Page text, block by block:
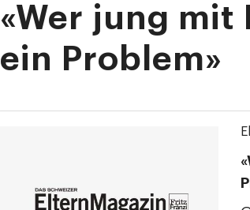
«Wer jung
ein Problem»